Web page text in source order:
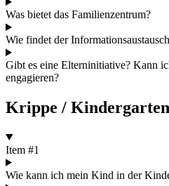
Was bietet das Familienzentrum?
Wie findet der
Gibt es eine Elterninitiative? Kann
engagieren?
Krippe /
Item #1
Wie kann ich mein Kind in der